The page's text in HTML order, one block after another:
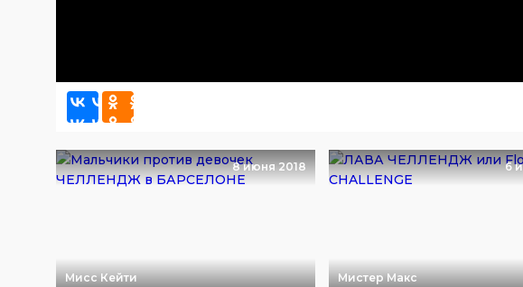
8 июня 2018
Мисс Кейти
6
Мистер Макс